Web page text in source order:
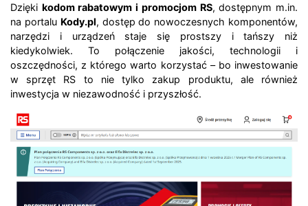
Dzięki kodom rabatowym i promocjom RS, dostępnym m.in.
na portalu Kody.pl, dostęp do nowoczesnych komponentów,
narzędzi i urządzeń staje się prostszy i tańszy niż
kiedykolwiek. To połączenie jakości, technologii i
oszczędności, z którego warto korzystać – bo inwestowanie
w sprzęt RS to nie tylko zakup produktu, ale również
inwestycja w niezawodność i przyszłość.